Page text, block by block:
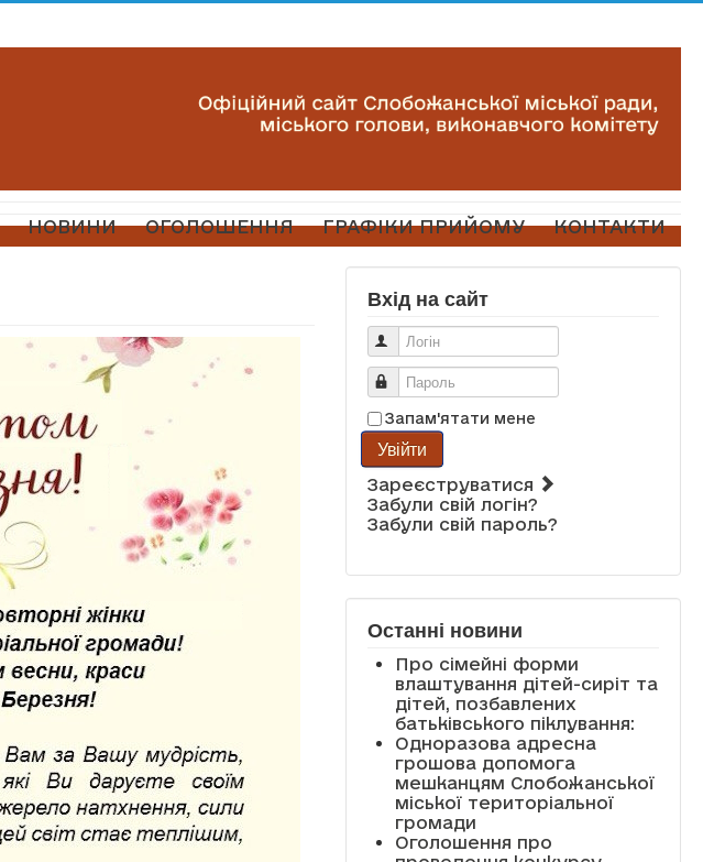
НОВИНИ ОГОЛОШЕННЯ ГРАФІКИ ПРИЙОМУ КОНТАКТИ
Вхід на сайт
Логін
Пароль
Запам'ятати мене
Увійти
Зареєструватися
Забули свій логін?
Забули свій пароль?
Останні новини
Про сімейні форми
влаштування дітей-сиріт та
дітей, позбавлених
батьківського піклування:
Одноразова адресна
грошова допомога
мешканцям Слобожанської
міської територіальної
громади
Оголошення про